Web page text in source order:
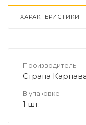
ХАРАКТЕРИСТИКИ
Производитель
Страна
В упаковке
1 шт.